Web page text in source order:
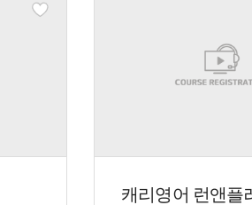
캐리영어 런앤플